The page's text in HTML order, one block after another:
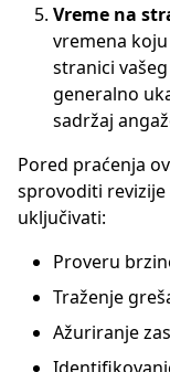
Vreme na
vremena
stranici
generalno
sadržaj
Pored praćenja
sprovoditi revizije
uključivati:
Proveru
Traženje
Ažuriranje